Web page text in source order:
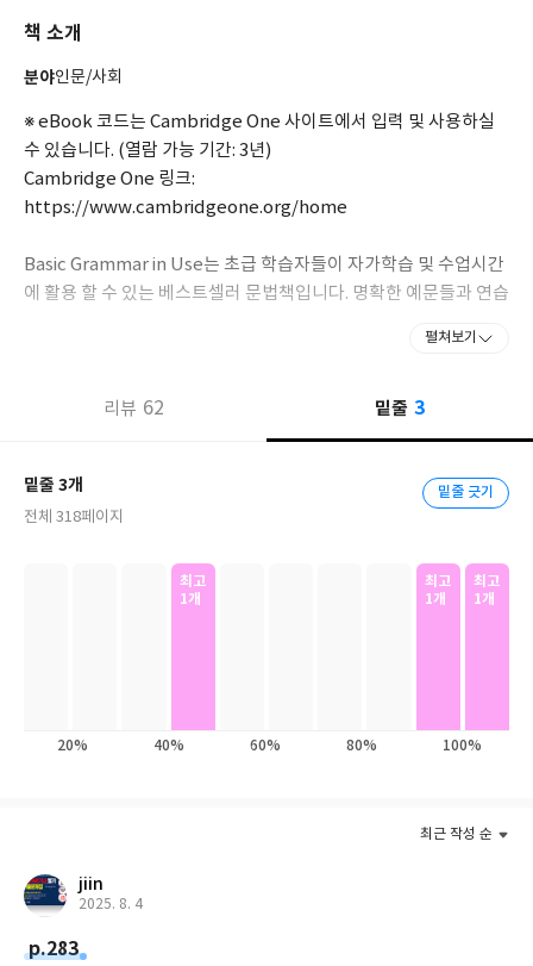
상됨을 경험할 수 있을 것이다.
책 소개
분야인문/사회
※ eBook 코드는 Cambridge One 사이트에서 입력 및 사용하실
수 있습니다. (열람 가능 기간: 3년)
Cambridge One 링크:
https://www.cambridgeone.org/home
Basic Grammar in Use는 초급 학습자들이 자가학습 및 수업시간
에 활용 할 수 있는 베스트셀러 문법책입니다. 명확한 예문들과 연습
eBook : 컴퓨터 와
등을 동시에 활용하여 학습자들은 기
존의 교재에서 제공하는 문법및 연습문제 학습과 더불어 예문을 오
니다. 이와 더불어 eBook에서 제공하는 책갈피, 하이라이트 표시,
노트추가와 같은 다양한 기능들을 활용하여 시간 및 장소에 구애 받
for beginner level learners (A1-B1). With simple
explanations, clear examples, and easy to understand
the book is a code for an ebook. The ebook works on PCs,
grammar explanations and exercises found in the printed
example sentences and an easy to use answer key.
펼쳐보기
리뷰 62 밑줄 3
밑줄 3개
전체 318페이지
밑줄 긋기
최고
1개
최고
1개
최고
1개
20% 40% 60% 80% 100%
최근 작성 순
jiin
2025. 8. 4
p.283